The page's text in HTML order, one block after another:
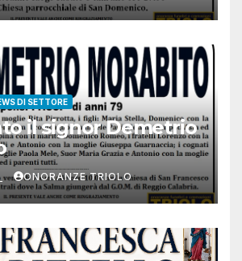
DI SETTORE
il signor Demetrio
ONORANZE TRIOLO